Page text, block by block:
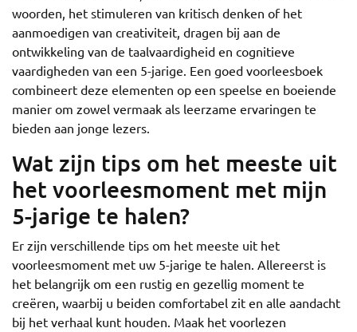
woorden, het stimuleren van kritisch denken of het
aanmoedigen van creativiteit, dragen bij aan de
ontwikkeling van de taalvaardigheid en cognitieve
vaardigheden van een 5-jarige. Een goed voorleesboek
combineert deze elementen op een speelse en boeiende
manier om zowel vermaak als leerzame ervaringen te
bieden aan jonge lezers.
Wat zijn tips om het meeste uit
het voorleesmoment met mijn
5-jarige te halen?
Er zijn verschillende tips om het meeste uit het
voorleesmoment met uw 5-jarige te halen. Allereerst is
het belangrijk om een rustig en gezellig moment te
creëren, waarbij u beiden comfortabel zit en alle aandacht
bij het verhaal kunt houden. Maak het voorlezen